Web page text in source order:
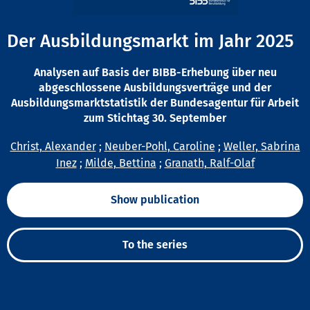
Der Ausbildungsmarkt im Jahr 2025
Analysen auf Basis der BIBB-Erhebung über neu
abgeschlossene Ausbildungsverträge und der
Ausbildungsmarktstatistik der Bundesagentur für Arbeit
zum Stichtag 30. September
Christ, Alexander; Neuber-Pohl, Caroline ; Weller, Sabrina
Inez; Milde, Bettina ; Granath, Ralf-Olaf
Show publication
To the series